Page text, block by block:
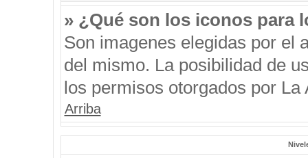
» ¿Qué son los iconos para
Son imagenes elegidas por el
del mismo. La posibilidad de
los permisos otorgados por La
Arriba